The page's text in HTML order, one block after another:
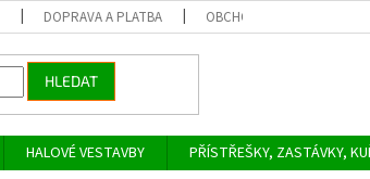
DOPRAVA A PLATBA OBCHODNÍ PODMÍNKY
HLEDAT
HALOVÉ VESTAVBY PŘÍSTŘEŠKY, ZASTÁVKY,